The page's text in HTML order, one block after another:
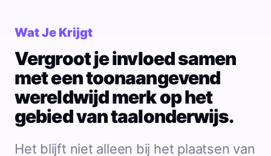
Wat Je Krijgt
Vergroot je invloed samen
met een toonaangevend
wereldwijd merk op het
gebied van taalonderwijs.
Het blijft niet alleen bij het plaatsen van